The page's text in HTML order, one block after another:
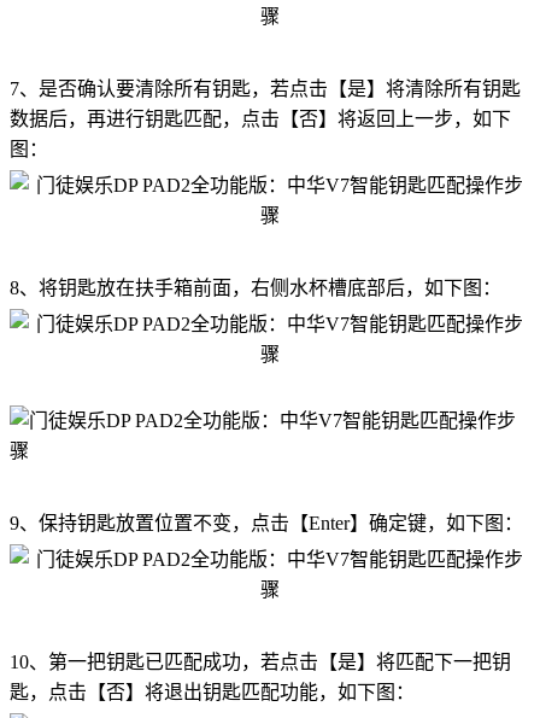
7、是否确认要清除所有钥匙，若点击【是】将清除所有钥匙
数据后，再进行钥匙匹配，点击【否】将返回上一步，如下
图：
8、将钥匙放在扶手箱前面，右侧水杯槽底部后，如下图：
9、保持钥匙放置位置不变，点击【Enter】确定键，如下图：
10、第一把钥匙已匹配成功，若点击【是】将匹配下一把钥
匙，点击【否】将退出钥匙匹配功能，如下图：